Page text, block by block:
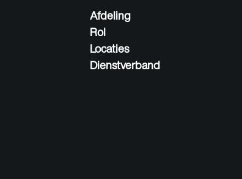
Afdeling
Rol
Locaties
Dienstverband